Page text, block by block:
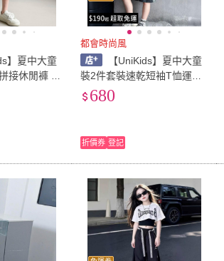
】夏中大童
接休閒褲 女
淺藍)
都會時尚風
【UniKids】夏中大童
裝2件套裝速乾短袖T恤運動
短褲 男大童裝 VP2109(藍)
680
折價券 登記